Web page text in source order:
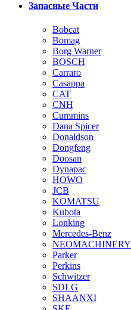
Запасные Части
Bobcat
Bomag
Borg Warner
BOSCH
Carraro
Casappa
CAT
CNH
Cummins
Dana Spicer
Donaldson
Dongfeng
Doosan
Dynapac
HOWO
JCB
KOMATSU
Kubota
Lonking
Mercedes-Benz
NEOMACHINERY
Parker
Perkins
Schwitzer
SDLG
SHAANXI